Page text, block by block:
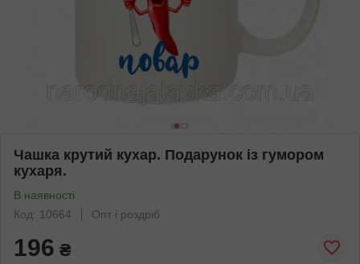
Чашка крутий кухар. Подарунок із гумором
кухаря.
В наявності
Код: 10664
Опт і роздріб
196 ₴